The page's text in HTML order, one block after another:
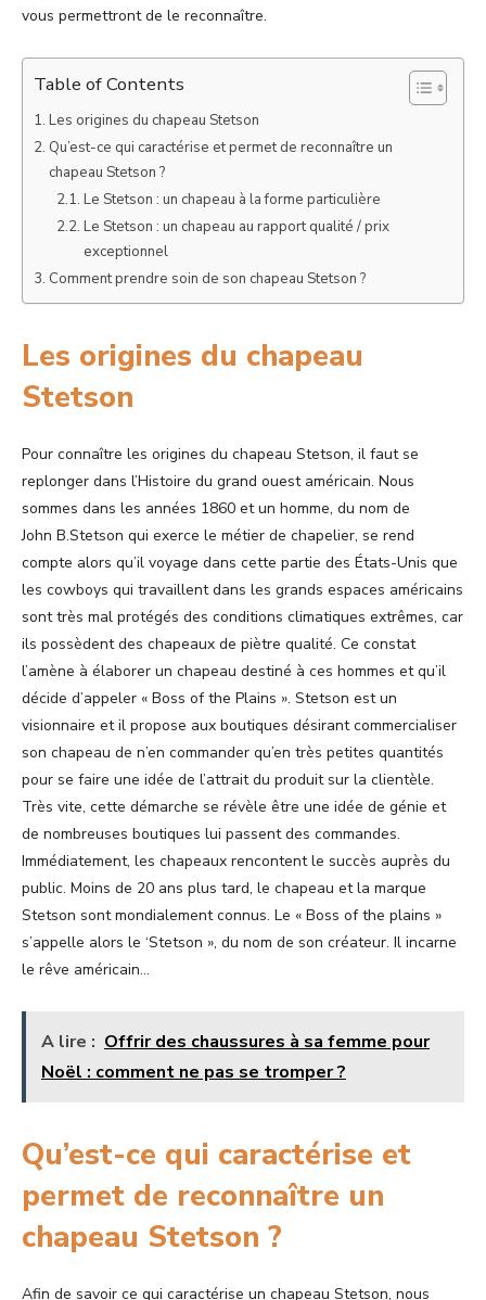
vous permettront de le reconnaître.
Table of Contents
Les origines du chapeau Stetson
Qu’est-ce qui caractérise et permet de reconnaître un
chapeau Stetson ?
Le Stetson : un chapeau à la forme particulière
Le Stetson : un chapeau au rapport qualité / prix
exceptionnel
Comment prendre soin de son chapeau Stetson ?
Les origines du chapeau
Stetson
Pour connaître les origines du chapeau Stetson, il faut se
replonger dans l’Histoire du grand ouest américain. Nous
sommes dans les années 1860 et un homme, du nom de
John B.Stetson qui exerce le métier de chapelier, se rend
compte alors qu’il voyage dans cette partie des États-Unis que
les cowboys qui travaillent dans les grands espaces américains
sont très mal protégés des conditions climatiques extrêmes, car
ils possèdent des chapeaux de piètre qualité. Ce constat
l’amène à élaborer un chapeau destiné à ces hommes et qu’il
décide d’appeler « Boss of the Plains ». Stetson est un
visionnaire et il propose aux boutiques désirant commercialiser
son chapeau de n’en commander qu’en très petites quantités
pour se faire une idée de l’attrait du produit sur la clientèle.
Très vite, cette démarche se révèle être une idée de génie et
de nombreuses boutiques lui passent des commandes.
Immédiatement, les chapeaux rencontent le succès auprès du
public. Moins de 20 ans plus tard, le chapeau et la marque
Stetson sont mondialement connus. Le « Boss of the plains »
s’appelle alors le ‘Stetson », du nom de son créateur. Il incarne
le rêve américain…
A lire : Offrir des chaussures à sa femme pour
Noël : comment ne pas se tromper ?
Qu’est-ce qui caractérise et
permet de reconnaître un
chapeau Stetson ?
Afin de savoir ce qui caractérise un chapeau Stetson, nous